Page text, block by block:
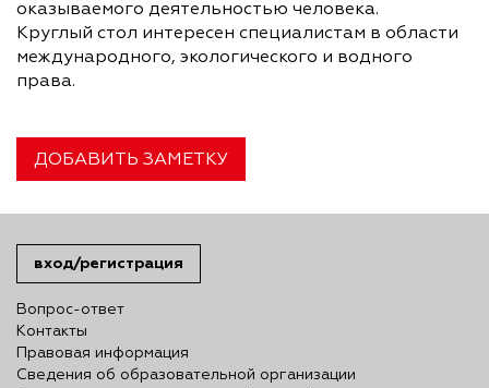
оказываемого деятельностью человека.
Круглый стол интересен специалистам в области
международного, экологического и водного
права.
ДОБАВИТЬ ЗАМЕТКУ
вход/регистрация
Вопрос-ответ
Контакты
Правовая информация
Сведения об образовательной организации